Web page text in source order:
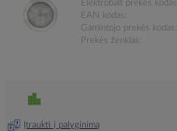
Elektrobalt prekės kodas
EAN kodas
Gamintojo prekės kodas
Prekės ženklas
Įtraukti į palyginimą